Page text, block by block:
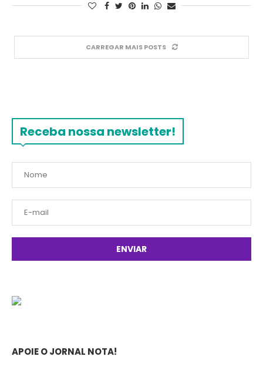
CARREGAR MAIS POSTS
Receba nossa newsletter!
APOIE O JORNAL NOTA!